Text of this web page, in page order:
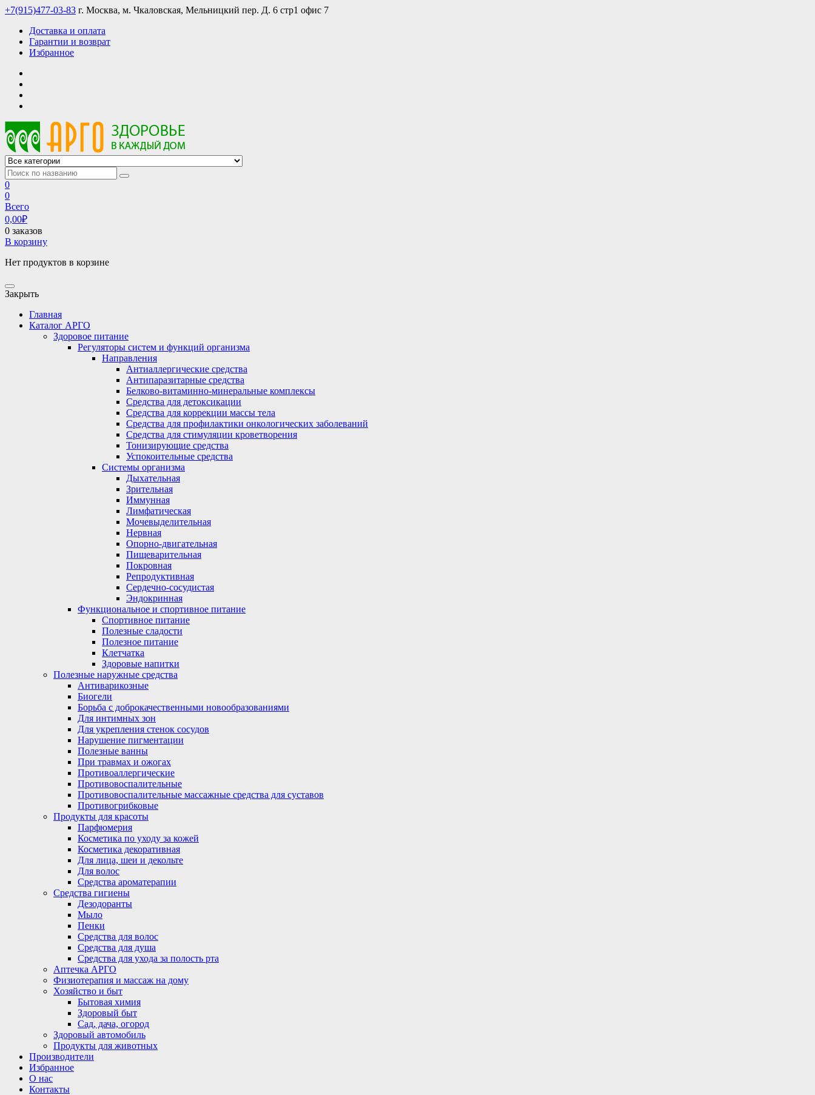
Skip
content
+7(915)477-03-83 г. Москва, м. Чкаловская, Мельницкий пер. Д. 6 стр1 офис 7
Доставка и оплата
Гарантии и возврат
Избранное
АРГО интернет магазин, доставка в Москве и по всей России
АРГО каталог каталог продукции, официальные цены
0
0
Всего
0,00₽
0 заказов
В корзину
Нет продуктов в корзине
Закрыть
Главная
Каталог АРГО
Здоровое питание
Регуляторы систем и функций организма
Направления
Антиаллергические средства
Антипаразитарные средства
Белково-витаминно-минеральные комплексы
Средства для детоксикации
Средства для коррекции массы тела
Средства для профилактики онкологических заболеваний
Средства для стимуляции кроветворения
Тонизирующие средства
Успокоительные средства
Системы организма
Дыхательная
Зрительная
Иммунная
Лимфатическая
Мочевыделительная
Нервная
Опорно-двигательная
Пищеварительная
Покровная
Репродуктивная
Сердечно-сосудистая
Эндокринная
Функциональное и спортивное питание
Спортивное питание
Полезные сладости
Полезное питание
Клетчатка
Здоровые напитки
Полезные наружные средства
Антиварикозные
Биогели
Борьба с доброкачественными новообразованиями
Для интимных зон
Для укрепления стенок сосудов
Нарушение пигментации
Полезные ванны
При травмах и ожогах
Противоаллергические
Противовоспалительные
Противовоспалительные массажные средства для суставов
Противогрибковые
Продукты для красоты
Парфюмерия
Косметика по уходу за кожей
Косметика декоративная
Для лица, шеи и декольте
Для волос
Средства ароматерапии
Средства гигиены
Дезодоранты
Мыло
Пенки
Средства для волос
Средства для душа
Средства для ухода за полость рта
Аптечка АРГО
Физиотерапия и массаж на дому
Хозяйство и быт
Бытовая химия
Здоровый быт
Сад, дача, огород
Здоровый автомобиль
Продукты для животных
Производители
Избранное
О нас
Контакты